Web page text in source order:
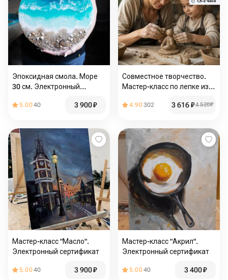
Эпоксидная смола. Море
30 см. Электронный
класс
5.0040 3 900₽
Совместное творчество.
Мастер-класс по лепке из
ребёнка
4.90302 3 616₽4 520₽
Мастер-класс "Масло".
Электронный сертификат
5.0040 3 900₽
Мастер-класс "Акрил".
Электронный сертификат
5.0040 3 400₽